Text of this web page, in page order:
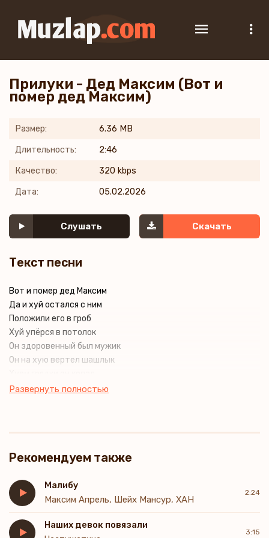
Прилуки - Дед Максим (Вот и
помер дед Максим)
Размер: 6.36 MB
Длительность: 2:46
Качество: 320 kbps
Дата: 05.02.2026
Слушать Скачать
Текст песни
Вот и помер дед Максим
Да и хуй остался с ним
Положили его в гроб
Хуй упёрся в потолок
Он здоровенный был мужик
Он на хую вертел шашлык
Хуем грядки поливал
А в гражданскую войну
Немцы наших окружили
Немцы наших перебили
А дед ширинку расстегнул
И хуй над речкой протянул
Развернуть полностью
Рекомендуем также
Малибу
Максим Апрель, Шейх Мансур, ХАН
2:24
Наших девок повязали
3:15